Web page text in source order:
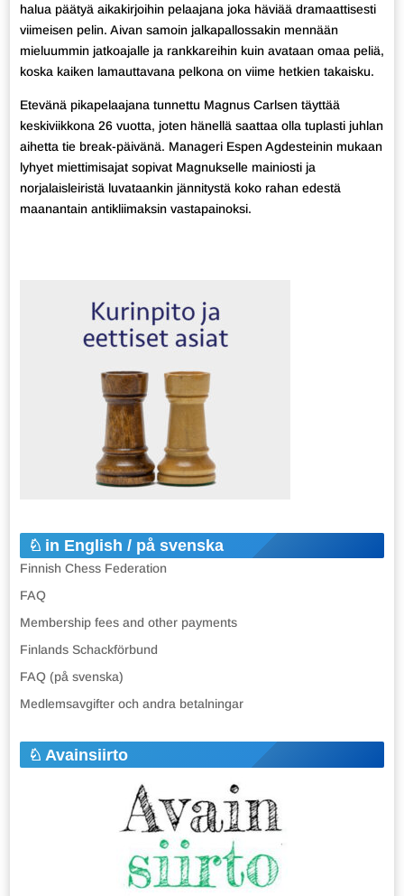
halua päätyä aikakirjoihin pelaajana joka häviää dramaattisesti
viimeisen pelin. Aivan samoin jalkapallossakin mennään
mieluummin jatkoajalle ja rankkareihin kuin avataan omaa peliä,
koska kaiken lamauttavana pelkona on viime hetkien takaisku.
Etevänä pikapelaajana tunnettu Magnus Carlsen täyttää
keskiviikkona 26 vuotta, joten hänellä saattaa olla tuplasti juhlan
aihetta tie break-päivänä. Manageri Espen Agdesteinin mukaan
lyhyet miettimisajat sopivat Magnukselle mainiosti ja
norjalaisleiristä luvataankin jännitystä koko rahan edestä
maanantain antikliimaksin vastapainoksi.
in English / på svenska
Finnish Chess Federation
FAQ
Membership fees and other payments
Finlands Schackförbund
FAQ (på svenska)
Medlemsavgifter och andra betalningar
Avainsiirto